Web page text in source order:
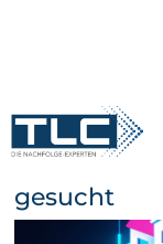
gesucht